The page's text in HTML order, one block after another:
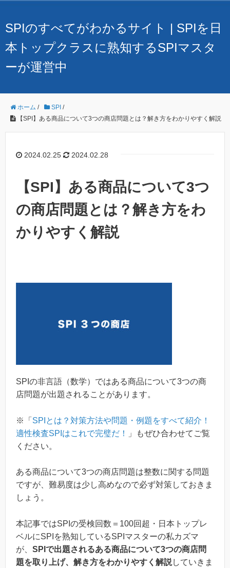
SPIのすべてがわかるサイト | SPIを日
本トップクラスに熟知するSPIマスタ
ーが運営中
ホーム / SPI /
【SPI】ある商品について3つの商店問題とは？解き方をわかりやすく解説
2024.02.25 2024.02.28
【SPI】ある商品について3つ
の商店問題とは？解き方をわ
かりやすく解説
SPIの非言語（数学）ではある商品について3つの商
店問題が出題されることがあります。
※「 SPIとは？対策方法や問題・例題をすべて紹介！
適性検査SPIはこれで完璧だ！
」もぜひ合わせてご覧
ください。
ある商品について3つの商店問題は整数に関する問題
ですが、難易度は少し高めなので必ず対策しておきま
しょう。
本記事ではSPIの受検回数＝100回超・日本トップレ
ベルにSPIを熟知しているSPIマスターの私カズマ
が、 SPIで出題されるある商品について3つの商店問
題を取り上げ、解き方をわかりやすく解説していきま